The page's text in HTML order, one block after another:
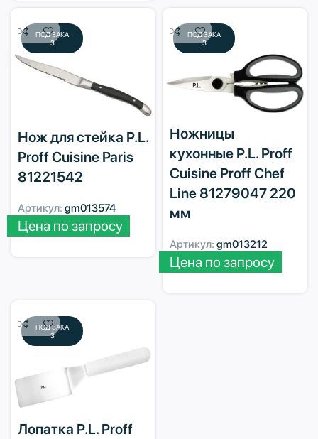
ПОД ЗАКА
З
Нож для стейка P.L.
Proff Cuisine Paris
81221542
Артикул: gm013574
Цена по запросу
ПОД ЗАКА
З
Ножницы
кухонные P.L. Proff
Cuisine Proff Chef
Line 81279047 220
мм
Артикул: gm013212
Цена по запросу
ПОД ЗАКА
З
Лопатка P.L. Proff